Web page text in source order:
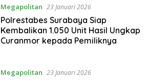
Megapolitan 23 Januari 2026
Polrestabes Surabaya Siap
Kembalikan 1.050 Unit Hasil Ungkap
Curanmor kepada Pemiliknya
Megapolitan 23 Januari 2026